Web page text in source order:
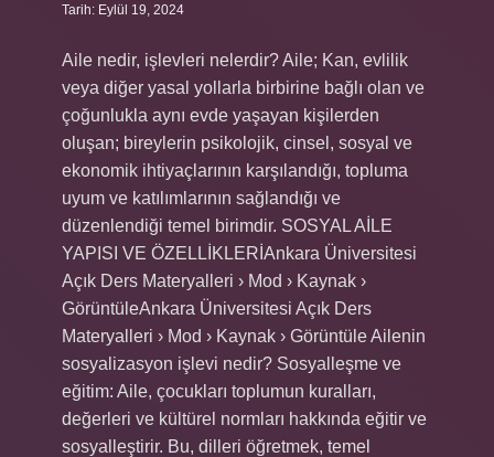
Tarih: Eylül 19, 2024
Aile nedir, işlevleri nelerdir? Aile; Kan, evlilik
veya diğer yasal yollarla birbirine bağlı olan ve
çoğunlukla aynı evde yaşayan kişilerden
oluşan; bireylerin psikolojik, cinsel, sosyal ve
ekonomik ihtiyaçlarının karşılandığı, topluma
uyum ve katılımlarının sağlandığı ve
düzenlendiği temel birimdir. SOSYAL AİLE
YAPISI VE ÖZELLİKLERİAnkara Üniversitesi
Açık Ders Materyalleri › Mod › Kaynak ›
GörüntüleAnkara Üniversitesi Açık Ders
Materyalleri › Mod › Kaynak › Görüntüle Ailenin
sosyalizasyon işlevi nedir? Sosyalleşme ve
eğitim: Aile, çocukları toplumun kuralları,
değerleri ve kültürel normları hakkında eğitir ve
sosyalleştirir. Bu, dilleri öğretmek, temel